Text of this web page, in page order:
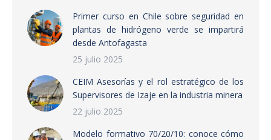
Primer curso en Chile sobre seguridad en
plantas de hidrógeno verde se impartirá
desde Antofagasta
25 julio 2025
CEIM Asesorías y el rol estratégico de los
Supervisores de Izaje en la industria minera
22 julio 2025
Modelo formativo 70/20/10: conoce cómo